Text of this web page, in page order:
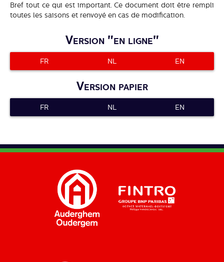
Bref tout ce qui est important. Ce document doit être rempli
toutes les saisons et renvoyé en cas de modification.
Version "en ligne"
FR NL EN
Version papier
FR NL EN